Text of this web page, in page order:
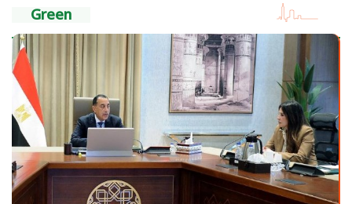
Green